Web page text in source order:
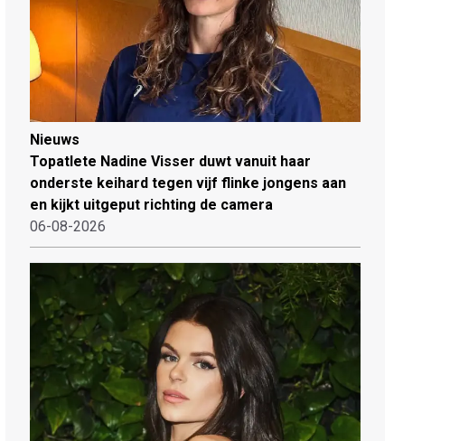
Nieuws
Topatlete Nadine Visser duwt vanuit haar
onderste keihard tegen vijf flinke jongens aan
en kijkt uitgeput richting de camera
06-08-2026